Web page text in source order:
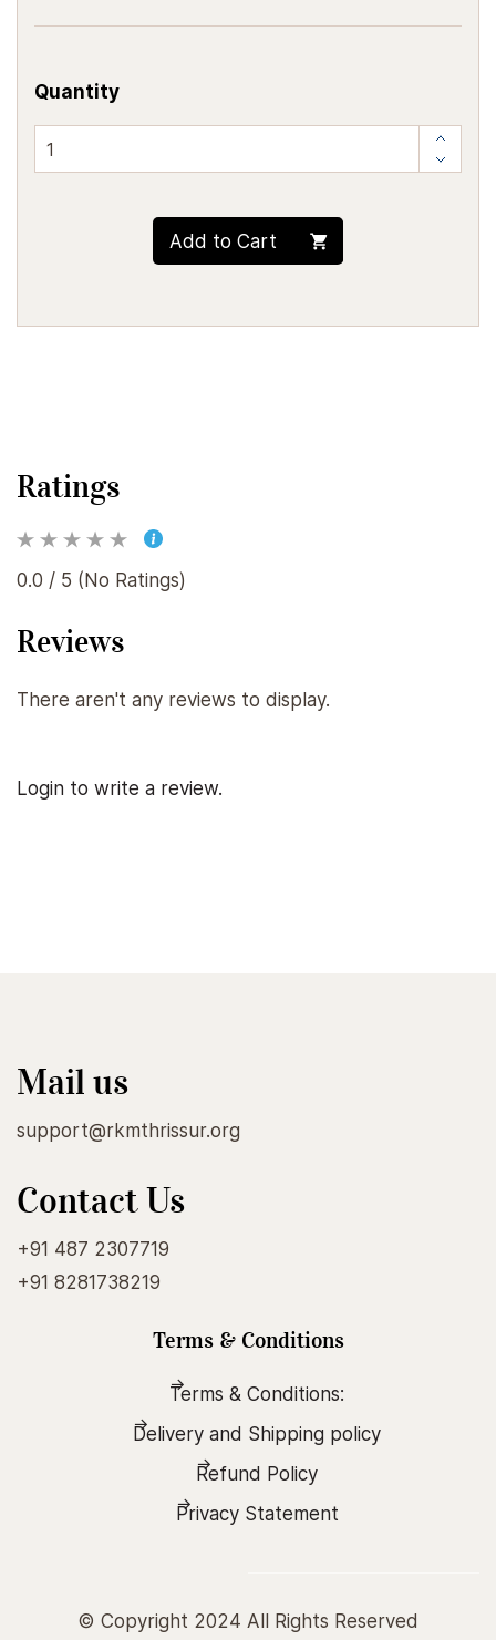
Quantity
Add to Cart
Ratings
0.0 / 5 (No Ratings)
Reviews
There aren't any reviews to display.
Login to write a review.
Mail us
support@rkmthrissur.org
Contact Us
+91 487 2307719
+91 8281738219
Terms & Conditions
Terms & Conditions:
Delivery and Shipping policy
Refund Policy
Privacy Statement
© Copyright 2024 All Rights Reserved